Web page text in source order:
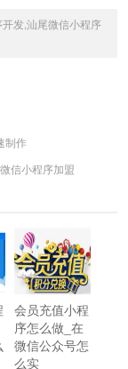
发,汕尾微信小程序
制作
信小程序加盟
会员充值小程
序怎么做_在
微信公众号怎
么实